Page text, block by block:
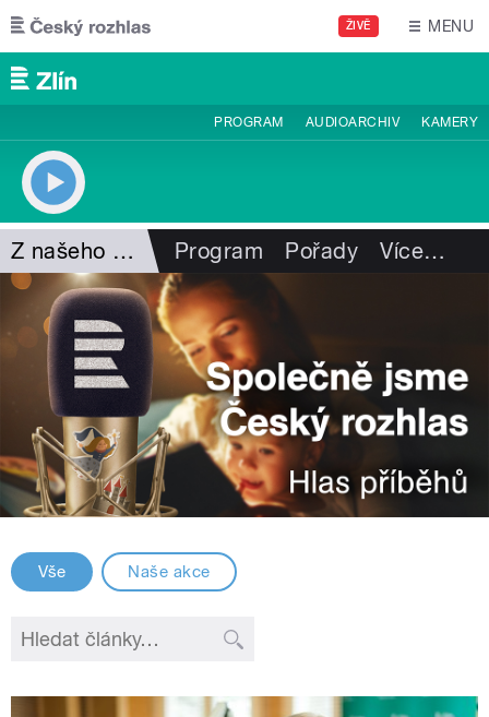
Přejít k hlavnímu obsahu
ŽIVĚ MENU
PROGRAM AUDIOARCHIV KAMERY
Z našeho vysílání Program Pořady Více…
Vše Naše akce